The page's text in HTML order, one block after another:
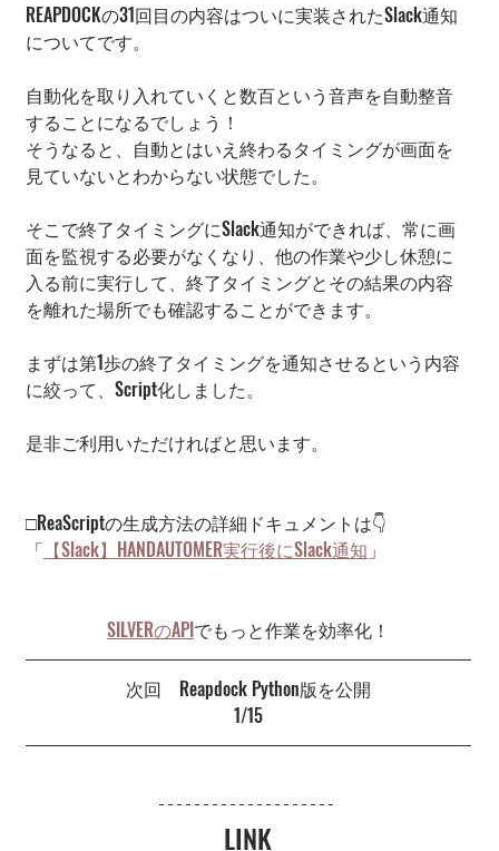
REAPDOCKの31回目の内容はついに実装されたSlack通知
についてです。
自動化を取り入れていくと数百という音声を自動整音
することになるでしょう！
そうなると、自動とはいえ終わるタイミングが画面を
見ていないとわからない状態でした。
そこで終了タイミングにSlack通知ができれば、常に画
面を監視する必要がなくなり、他の作業や少し休憩に
入る前に実行して、終了タイミングとその結果の内容
を離れた場所でも確認することができます。
まずは第1歩の終了タイミングを通知させるという内容
に絞って、Script化しました。
是非ご利用いただければと思います。
□ReaScriptの生成方法の詳細ドキュメントは👇
「 【Slack】 HANDAUTOMER実行後にSlack通知 」
SILVERのAPIでもっと作業を効率化！
次回　Reapdock Python版を公開
1/15
LINK